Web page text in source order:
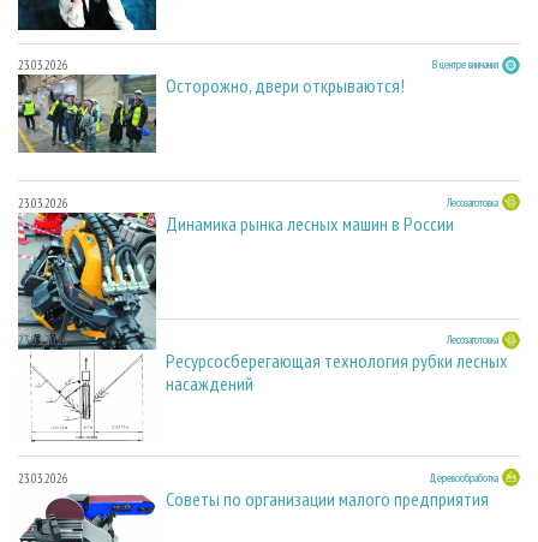
23.03.2026 В центре внимания
Осторожно, двери открываются!
23.03.2026 Лесозаготовка
Динамика рынка лесных машин в России
23.03.2026 Лесозаготовка
Ресурсосберегающая технология рубки лесных
насаждений
23.03.2026 Деревообработка
Советы по организации малого предприятия